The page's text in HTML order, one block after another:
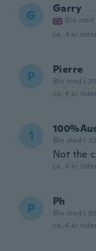
G Garry
Ble med
ca. 4 år
P Pierre
Ble med i
ca. 4 år
1 Ble med i
Not the
ca. 4 år
P Ph
Ble med i
ca. 4 år